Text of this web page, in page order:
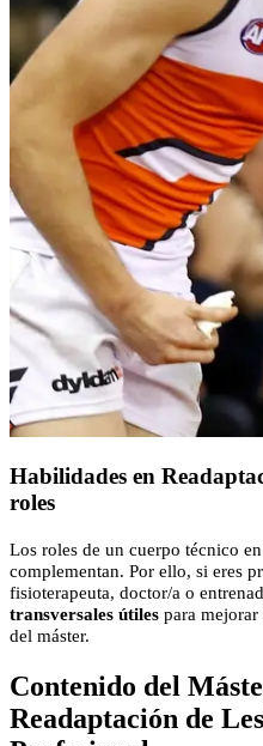
Habilidades en
roles
Los roles de un cuerpo técnico
complementan. Por ello, si eres
fisioterapeuta, doctor/a o
transversales útiles para
del máster.
Contenido del
Readaptación de